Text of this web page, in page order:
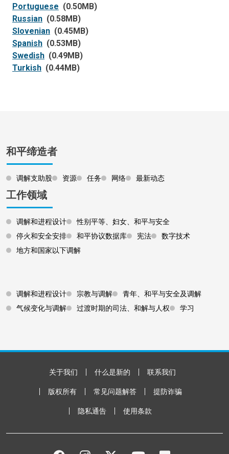
Portuguese (0.50MB)
Russian (0.58MB)
Slovenian (0.45MB)
Spanish (0.53MB)
Swedish (0.49MB)
Turkish (0.44MB)
和平缔造者
调解支助股 资源 任务 网络 最新动态
工作领域
调解和进程设计
性别平等、妇女、和平与安全
停火和安全安排
和平协议数据库 宪法
数字技术
地方和国家以下调解
Footer 3
调解和进程设计 宗教与调解
青年、和平与安全及调解
气候变化与调解
过渡时期的司法、和解与人权 学习
Footer Bottom
关于我们 什么是新的 联系我们
版权所有 常见问题解答 提防诈骗
隐私通告 使用条款